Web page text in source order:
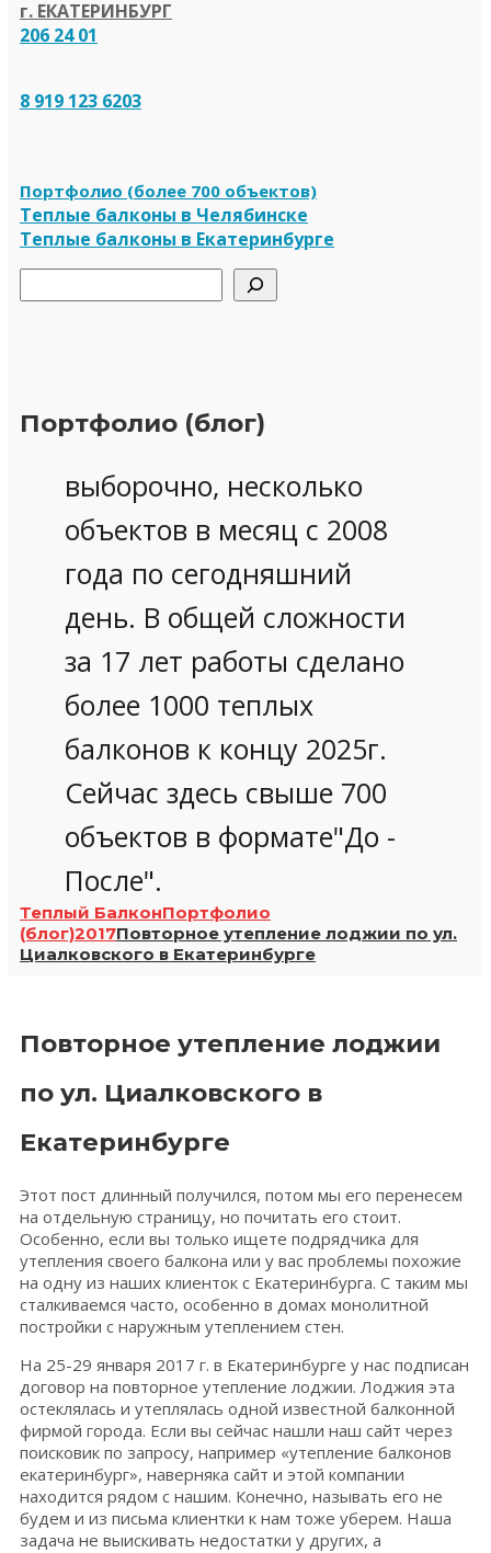
г. ЕКАТЕРИНБУРГ
206 24 01
8 919 123 6203
Портфолио (более 700 объектов)
Теплые балконы в Челябинске
Теплые балконы в Екатеринбурге
Портфолио (блог)
выборочно, несколько
объектов в месяц с 2008
года по сегодняшний
день. В общей сложности
за 17 лет работы сделано
более 1000 теплых
балконов к концу 2025г.
Сейчас здесь свыше 700
объектов в формате"До -
После".
Теплый БалконПортфолио
(блог)2017Повторное утепление лоджии по ул.
Циалковского в Екатеринбурге
Повторное утепление лоджии
по ул. Циалковского в
Екатеринбурге
Этот пост длинный получился, потом мы его перенесем
на отдельную страницу, но почитать его стоит.
Особенно, если вы только ищете подрядчика для
утепления своего балкона или у вас проблемы похожие
на одну из наших клиенток с Екатеринбурга. С таким мы
сталкиваемся часто, особенно в домах монолитной
постройки с наружным утеплением стен.
На 25-29 января 2017 г. в Екатеринбурге у нас подписан
договор на повторное утепление лоджии. Лоджия эта
остеклялась и утеплялась одной известной балконной
фирмой города. Если вы сейчас нашли наш сайт через
поисковик по запросу, например «утепление балконов
екатеринбург», наверняка сайт и этой компании
находится рядом с нашим. Конечно, называть его не
будем и из письма клиентки к нам тоже уберем. Наша
задача не выискивать недостатки у других, а